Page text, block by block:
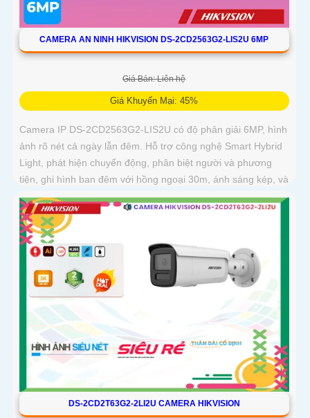
CAMERA AN NINH HIKVISION DS-2CD2563G2-LIS2U 6MP
Giá Bán: Liên hệ
Giá Khuyến Mại: 45%
Camera IP DS-2CD2563G2-LIS2U có độ phân giải 6MP, hình
ảnh rõ nét cả ngày lẫn đêm. Hỗ trợ công nghệ Smart Hybrid
Light, phát hiện chuyển động, phân biệt người và phương
tiện, ghi hình ban đêm với hồng ngoại 30m, ánh sáng kép, và
phát hiện xâm nhập
DS-2CD2T63G2-2LI2U CAMERA HIKVISION